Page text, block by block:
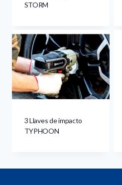
STORM
3 Llaves de impacto
TYPHOON